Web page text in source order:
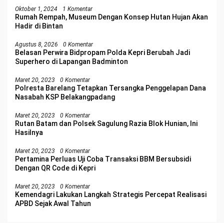
Oktober 1, 2024 1 Komentar
Rumah Rempah, Museum Dengan Konsep Hutan Hujan Akan
Hadir di Bintan
Agustus 8, 2026 0 Komentar
Belasan Perwira Bidpropam Polda Kepri Berubah Jadi
Superhero di Lapangan Badminton
Maret 20, 2023 0 Komentar
Polresta Barelang Tetapkan Tersangka Penggelapan Dana
Nasabah KSP Belakangpadang
Maret 20, 2023 0 Komentar
Rutan Batam dan Polsek Sagulung Razia Blok Hunian, Ini
Hasilnya
Maret 20, 2023 0 Komentar
Pertamina Perluas Uji Coba Transaksi BBM Bersubsidi
Dengan QR Code di Kepri
Maret 20, 2023 0 Komentar
Kemendagri Lakukan Langkah Strategis Percepat Realisasi
APBD Sejak Awal Tahun